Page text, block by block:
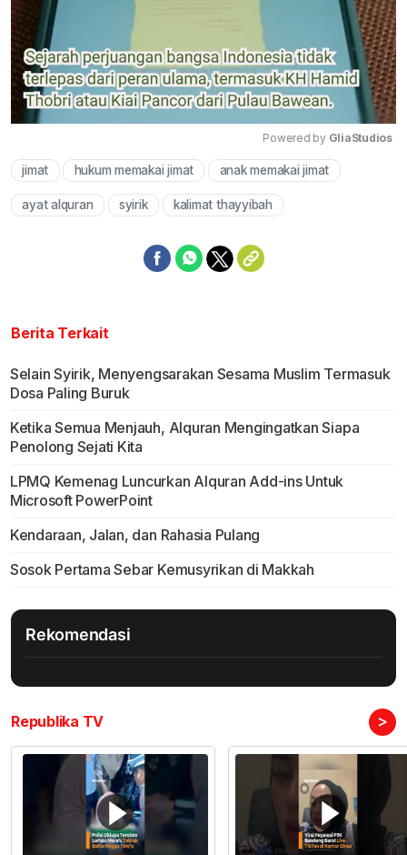
Mute
Powered by GliaStudios
jimat hukum memakai jimat anak memakai jimat
ayat alquran syirik kalimat thayyibah
Berita Terkait
Selain Syirik, Menyengsarakan Sesama Muslim Termasuk
Dosa Paling Buruk
Ketika Semua Menjauh, Alquran Mengingatkan Siapa
Penolong Sejati Kita
LPMQ Kemenag Luncurkan Alquran Add-ins Untuk
Microsoft PowerPoint
Kendaraan, Jalan, dan Rahasia Pulang
Sosok Pertama Sebar Kemusyrikan di Makkah
Rekomendasi
Republika TV >